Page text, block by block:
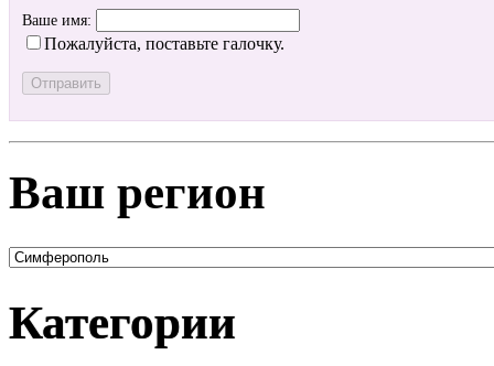
Ваше имя:
Пожалуйста, поставьте галочку.
Ваш регион
Категории